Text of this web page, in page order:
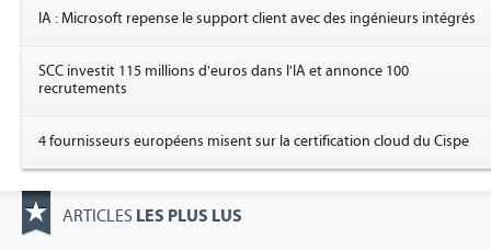
IA : Microsoft repense le support client avec des ingénieurs intégrés
SCC investit 115 millions d'euros dans l'IA et annonce 100
recrutements
4 fournisseurs européens misent sur la certification cloud du Cispe
ARTICLES LES PLUS LUS